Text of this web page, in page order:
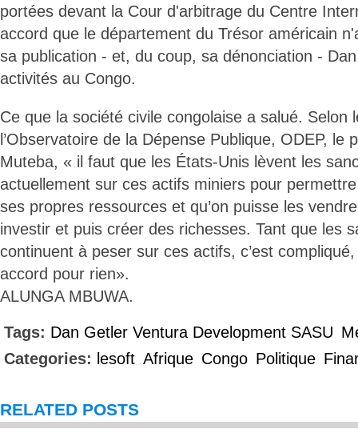
portées devant la Cour d'arbitrage du Centre
accord que le département du Trésor américain
sa publication - et, du coup, sa dénonciation -
activités au Congo.
Ce que la société civile congolaise a salué. Selon
l’Observatoire de la Dépense Publique, ODEP, le
Muteba, « il faut que les États-Unis lèvent les
actuellement sur ces actifs miniers pour
ses propres ressources et qu’on puisse les
investir et puis créer des richesses. Tant que les
continuent à peser sur ces actifs, c’est
accord pour rien».
ALUNGA MBUWA.
Tags: Dan Getler Ventura Development SASU
Categories: lesoft Afrique Congo Politique
RELATED POSTS